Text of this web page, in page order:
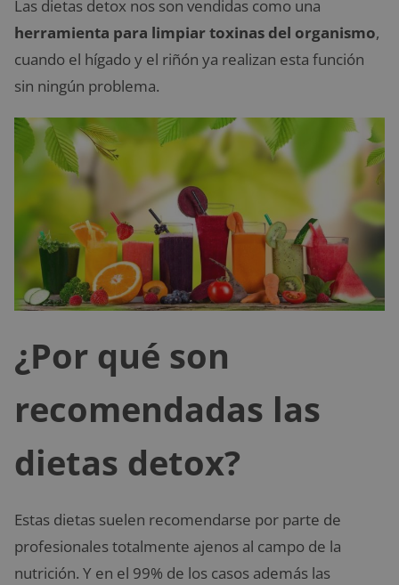
Las dietas detox nos son vendidas como una
herramienta para limpiar toxinas del organismo,
cuando el hígado y el riñón ya realizan esta función
sin ningún problema.
¿Por qué son
recomendadas las
dietas detox?
Estas dietas suelen recomendarse por parte de
profesionales totalmente ajenos al campo de la
nutrición. Y en el 99% de los casos además las